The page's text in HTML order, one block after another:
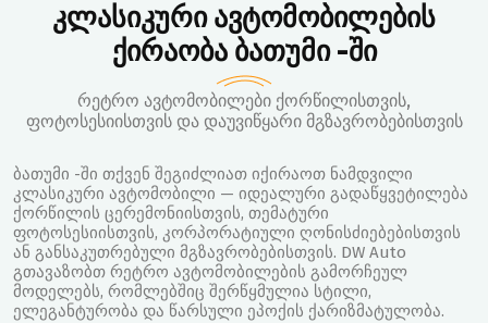
კლასიკური ავტომობილების
ქირაობა ბათუმი -ში
რეტრო ავტომობილები ქორწილისთვის,
ფოტოსესიისთვის და დაუვიწყარი მგზავრობებისთვის
ბათუმი -ში თქვენ შეგიძლიათ იქირაოთ ნამდვილი
კლასიკური ავტომობილი — იდეალური გადაწყვეტილება
ქორწილის ცერემონიისთვის, თემატური
ფოტოსესიისთვის, კორპორატიული ღონისძიებებისთვის
ან განსაკუთრებული მგზავრობებისთვის. DW Auto
გთავაზობთ რეტრო ავტომობილების გამორჩეულ
მოდელებს, რომლებშიც შერწყმულია სტილი,
ელეგანტურობა და წარსული ეპოქის ქარიზმატულობა.